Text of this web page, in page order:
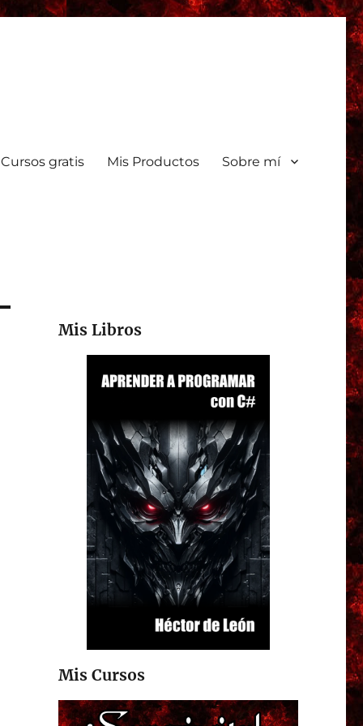
Cursos gratis Mis Productos Sobre mí
Mis Libros
Mis Cursos